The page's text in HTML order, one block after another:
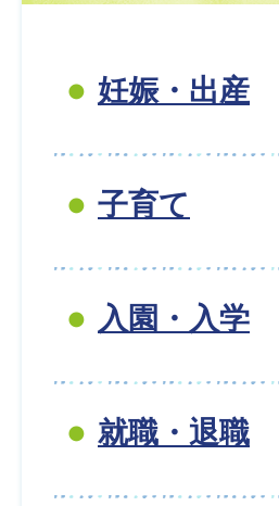
妊娠・出産
子育て
入園・入学
就職・退職